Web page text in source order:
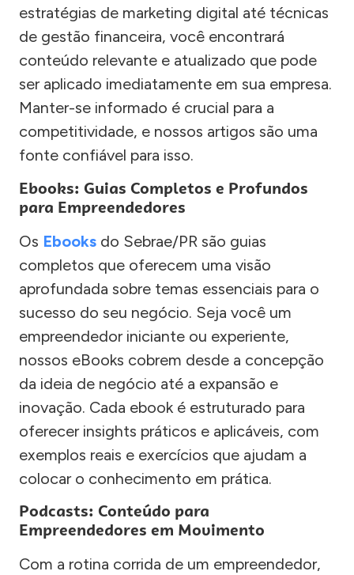
estratégias de marketing digital até técnicas
de gestão financeira, você encontrará
conteúdo relevante e atualizado que pode
ser aplicado imediatamente em sua empresa.
Manter-se informado é crucial para a
competitividade, e nossos artigos são uma
fonte confiável para isso.
Ebooks: Guias Completos e Profundos
para Empreendedores
Os Ebooks do Sebrae/PR são guias
completos que oferecem uma visão
aprofundada sobre temas essenciais para o
sucesso do seu negócio. Seja você um
empreendedor iniciante ou experiente,
nossos eBooks cobrem desde a concepção
da ideia de negócio até a expansão e
inovação. Cada ebook é estruturado para
oferecer insights práticos e aplicáveis, com
exemplos reais e exercícios que ajudam a
colocar o conhecimento em prática.
Podcasts: Conteúdo para
Empreendedores em Movimento
Com a rotina corrida de um empreendedor,